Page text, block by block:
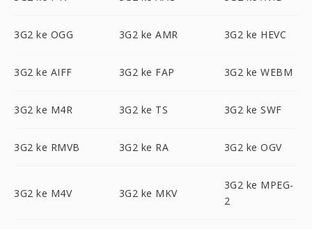
3G2 ke OGG 3G2 ke AMR 3G2 ke HEVC
3G2 ke AIFF 3G2 ke FAP 3G2 ke WEBM
3G2 ke M4R 3G2 ke TS 3G2 ke SWF
3G2 ke RMVB 3G2 ke RA 3G2 ke OGV
3G2 ke M4V 3G2 ke MKV
3G2 ke MPEG-
2